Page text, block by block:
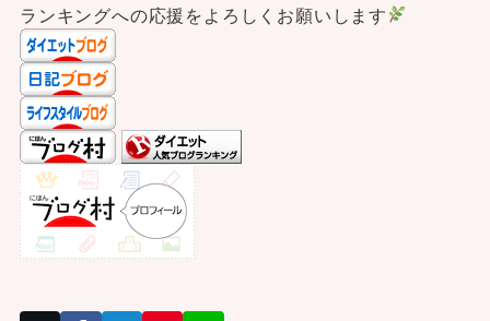
ランキングへの応援をよろしくお願いします